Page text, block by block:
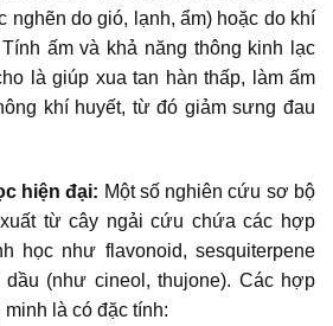
nghẽn do gió, lạnh, ẩm) hoặc do khí
ấm và khả năng thông kinh lạc
là giúp xua tan hàn thấp, làm ấm
khí huyết, từ đó giảm sưng đau
hiện đại: Một số nghiên cứu sơ bộ
từ cây ngải cứu chứa các hợp
học như flavonoid, sesquiterpene
dầu (như cineol, thujone). Các hợp
là có đặc tính: